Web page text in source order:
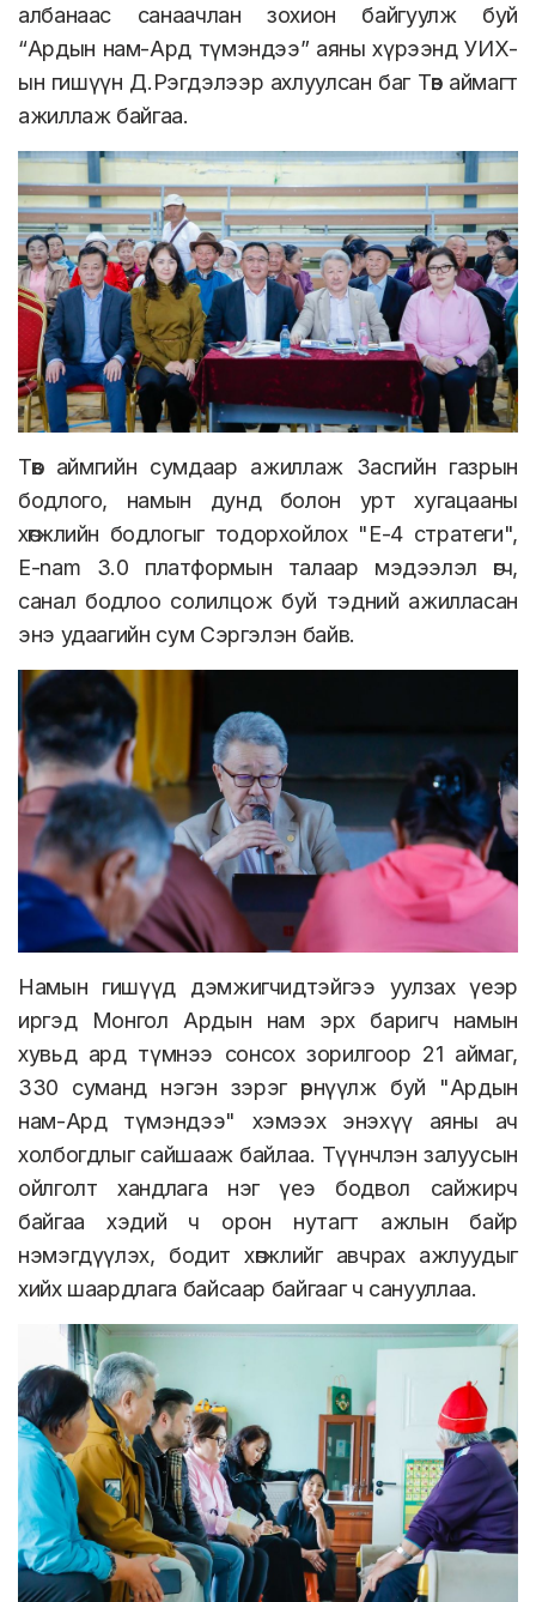
албанаас санаачлан зохион байгуулж буй
“Ардын нам-Ард түмэндээ” аяны хүрээнд УИХ-
ын гишүүн Д.Рэгдэлээр ахлуулсан баг Төв аймагт
ажиллаж байгаа.
Төв аймгийн сумдаар ажиллаж Засгийн газрын
бодлого, намын дунд болон урт хугацааны
хөгжлийн бодлогыг тодорхойлох "Е-4 стратеги",
Е-nam 3.0 платформын талаар мэдээлэл өгч,
санал бодлоо солилцож буй тэдний ажилласан
энэ удаагийн сум Сэргэлэн байв.
Намын гишүүд дэмжигчидтэйгээ уулзах үеэр
иргэд Монгол Ардын нам эрх баригч намын
хувьд ард түмнээ сонсох зорилгоор 21 аймаг,
330 суманд нэгэн зэрэг өрнүүлж буй "Ардын
нам-Ард түмэндээ" хэмээх энэхүү аяны ач
холбогдлыг сайшааж байлаа. Түүнчлэн залуусын
ойлголт хандлага нэг үеэ бодвол сайжирч
байгаа хэдий ч орон нутагт ажлын байр
нэмэгдүүлэх, бодит хөгжлийг авчрах ажлуудыг
хийх шаардлага байсаар байгааг ч санууллаа.